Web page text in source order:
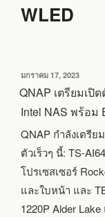
WLED
เขียน
วัน
มกราคม 17, 2023
QNAP เตรียมเปิ
Intel NAS พร้อม
QNAP กำลังเตรี
ตัวเร็วๆ นี้: TS-
โปรเซสเซอร์
และใบหน้า และ
1220P Alder